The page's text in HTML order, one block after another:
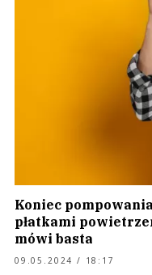
Koniec
płatkami
mówi basta
09.05.2024 / 18:17